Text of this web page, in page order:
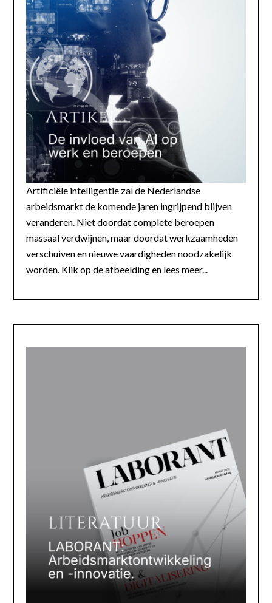
Artificiële intelligentie zal de Nederlandse
arbeidsmarkt de komende jaren ingrijpend blijven
veranderen. Niet doordat complete beroepen
massaal verdwijnen, maar doordat werkzaamheden
verschuiven en nieuwe vaardigheden noodzakelijk
worden. Klik op de afbeelding en lees meer...